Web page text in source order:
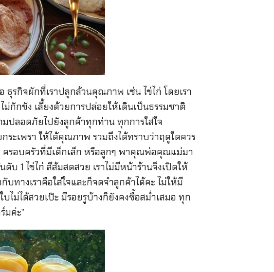
รกิจผักที่เราปลูกล้วนคุณภาพ เช่น ไข่ไก่ โดยเรา
กักขัง เลี้ยงด้วยการปล่อยให้เดินเป็นธรรมชาติ
มปลอดภัยไปยังลูกค้าทุกท่าน ทุกการใส่ใจ
ะเพรา ให้ได้คุณภาพ รวมถึงได้ทราบว่าฤดูใดควร
รอบครัวที่มีเด็กเล็ก หรือลูกๆ พาคุณพ่อคุณแม่มา
1 ไข่ไก่ สีส้มสดสวย เราไม่มีหน้าร้านจึงเปิดให้
ทางเราคือใส่ใจและก็จดจำลูกค้าได้คะ ไม่ให้มี
ได้สวยเป๊ะ มีรอยรูบ้างก็ยังคงซื้อสม่ำเสมอ ทุก
มค่ะ”